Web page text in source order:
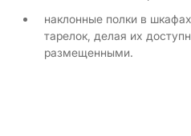
наклонные полки в
тарелок, делая их
размещенными.